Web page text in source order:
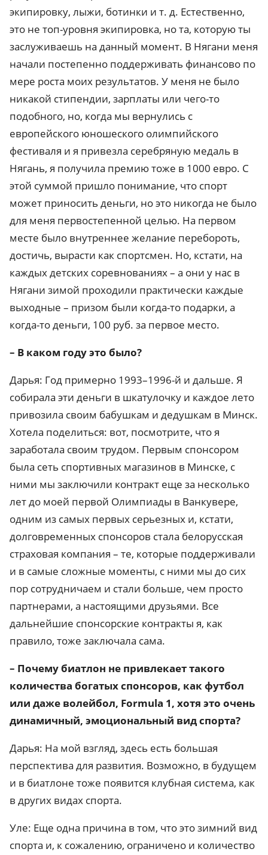
экипировку, лыжи, ботинки и т. д. Естественно,
это не топ-уровня экипировка, но та, которую ты
заслуживаешь на данный момент. В Нягани меня
начали постепенно поддерживать финансово по
мере роста моих результатов. У меня не было
никакой стипендии, зарплаты или чего-то
подобного, но, когда мы вернулись с
европейского юношеского олимпийского
фестиваля и я привезла серебряную медаль в
Нягань, я получила премию тоже в 1000 евро. С
этой суммой пришло понимание, что спорт
может приносить деньги, но это никогда не было
для меня первостепенной целью. На первом
месте было внутреннее желание перебороть,
достичь, вырасти как спортсмен. Но, кстати, на
каждых детских соревнованиях – а они у нас в
Нягани зимой проходили практически каждые
выходные – призом были когда-то подарки, а
когда-то деньги, 100 руб. за первое место.
– В каком году это было?
Дарья: Год примерно 1993–1996-й и дальше. Я
собирала эти деньги в шкатулочку и каждое лето
привозила своим бабушкам и дедушкам в Минск.
Хотела поделиться: вот, посмотрите, что я
заработала своим трудом. Первым спонсором
была сеть спортивных магазинов в Минске, с
ними мы заключили контракт еще за несколько
лет до моей первой Олимпиады в Ванкувере,
одним из самых первых серьезных и, кстати,
долговременных спонсоров стала белорусская
страховая компания – те, которые поддерживали
и в самые сложные моменты, с ними мы до сих
пор сотрудничаем и стали больше, чем просто
партнерами, а настоящими друзьями. Все
дальнейшие спонсорские контракты я, как
правило, тоже заключала сама.
– Почему биатлон не привлекает такого
количества богатых спонсоров, как футбол
или даже волейбол, Formula 1, хотя это очень
динамичный, эмоциональный вид спорта?
Дарья: На мой взгляд, здесь есть большая
перспектива для развития. Возможно, в будущем
и в биатлоне тоже появится клубная система, как
в других видах спорта.
Уле: Еще одна причина в том, что это зимний вид
спорта и, к сожалению, ограничено и количество